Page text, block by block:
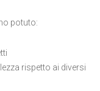
potuto:
rispetto ai diversi